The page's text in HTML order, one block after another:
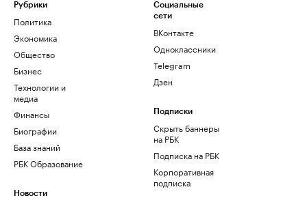
Рубрики
Политика
Экономика
Общество
Бизнес
Технологии и
медиа
Финансы
Биографии
База знаний
РБК Образование
Новости
Социальные
сети
ВКонтакте
Одноклассники
Telegram
Дзен
Подписки
Скрыть баннеры
на РБК
Подписка на РБК
Корпоративная
подписка